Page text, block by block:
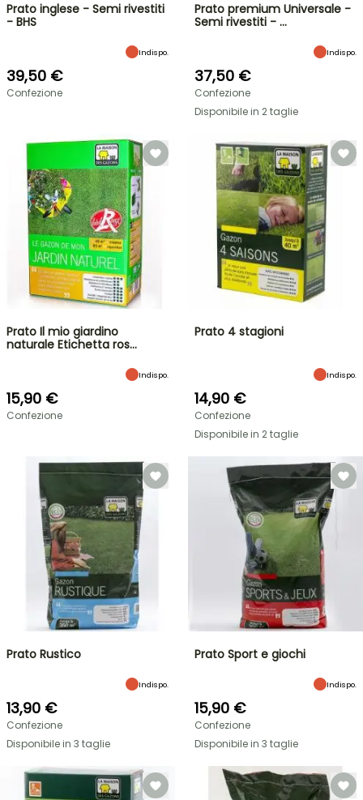
Prato inglese - Semi rivestiti
- BHS
Indispo.
39,50 €
Confezione
Prato premium Universale -
Semi rivestiti - …
Indispo.
37,50 €
Confezione
Disponibile in 2 taglie
Prato Il mio giardino
naturale Etichetta ros…
Indispo.
15,90 €
Confezione
Prato 4 stagioni
Indispo.
14,90 €
Confezione
Disponibile in 2 taglie
Prato Rustico
Indispo.
13,90 €
Confezione
Disponibile in 3 taglie
Prato Sport e giochi
Indispo.
15,90 €
Confezione
Disponibile in 3 taglie